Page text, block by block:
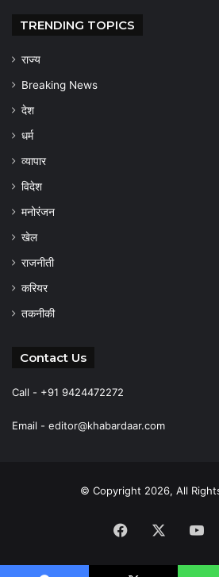
TRENDING TOPICS
राज्य
Breaking News
देश
धर्म
व्यापार
विदेश
मनोरंजन
खेल
राजनीती
करियर
तकनीकी
Contact Us
Call - +91 9424472272
Email - editor@khabardaar.com
© Copyright 2026, All
Facebook